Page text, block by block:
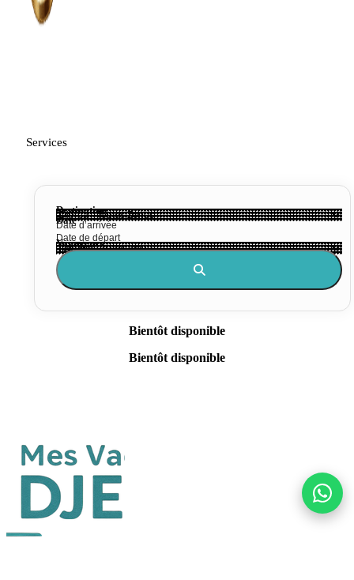
Services
Destination
Date
Voyageurs
Bientôt disponible
Bientôt disponible